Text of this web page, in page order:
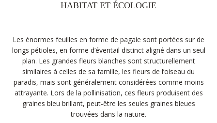
HABITAT ET ÉCOLOGIE
Les énormes feuilles en forme de pagaie sont portées sur de
longs pétioles, en forme d’éventail distinct aligné dans un seul
plan. Les grandes fleurs blanches sont structurellement
similaires à celles de sa famille, les fleurs de l’oiseau du
paradis, mais sont généralement considérées comme moins
attrayante. Lors de la pollinisation, ces fleurs produisent des
graines bleu brillant, peut-être les seules graines bleues
trouvées dans la nature.